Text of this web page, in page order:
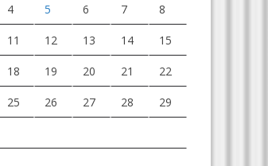
4 5 6 7 8
11 12 13 14 15
18 19 20 21 22
25 26 27 28 29